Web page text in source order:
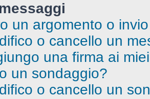
un argomento o
o cancello un
una firma ai
un sondaggio?
o cancello un